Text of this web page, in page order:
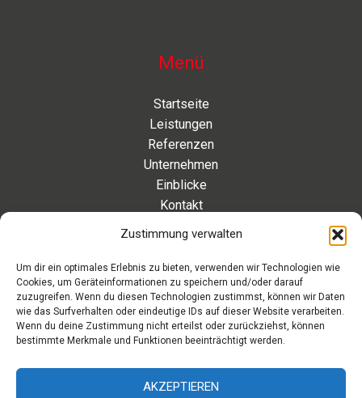
Zustimmung verwalten
Um dir ein optimales Erlebnis zu bieten, verwenden wir Technologien wie
Cookies, um Geräteinformationen zu speichern und/oder darauf
zuzugreifen. Wenn du diesen Technologien zustimmst, können wir Daten
wie das Surfverhalten oder eindeutige IDs auf dieser Website verarbeiten.
Wenn du deine Zustimmung nicht erteilst oder zurückziehst, können
bestimmte Merkmale und Funktionen beeinträchtigt werden.
AKZEPTIEREN
Menü
Startseite
Leistungen
Referenzen
Unternehmen
Einblicke
Kontakt
Eleonorenstraße 20 | 30449 Hannover Deutschland
Telefon: +49 511 89 880 494
Telefax: +49 511 89 880 495
info[at]aaroon.de